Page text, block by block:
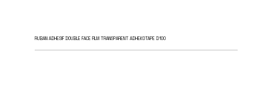
RUBAN ADHESIF DOUBLE FACE FILM TRANSPARENT ADHEKOTAPE D100